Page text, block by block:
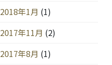
2018年1月 (1)
2017年11月 (2)
2017年8月 (1)